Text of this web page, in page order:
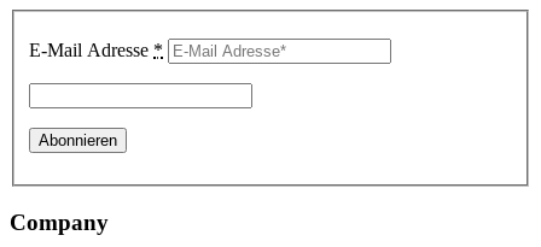
E-Mail Adresse *
Company